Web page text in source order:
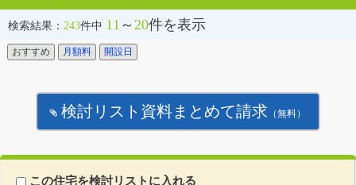
検索結果： 243件中 11 ～ 20件を表示
おすすめ 月額料 開設日
検討リスト資料まとめて請求 （無料）
この住宅を検討リストに入れる